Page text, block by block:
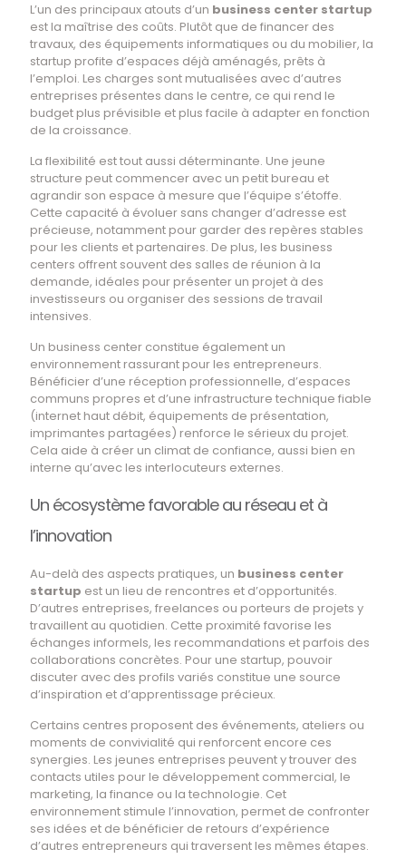
L’un des principaux atouts d’un business center startup
est la maîtrise des coûts. Plutôt que de financer des
travaux, des équipements informatiques ou du mobilier, la
startup profite d’espaces déjà aménagés, prêts à
l’emploi. Les charges sont mutualisées avec d’autres
entreprises présentes dans le centre, ce qui rend le
budget plus prévisible et plus facile à adapter en fonction
de la croissance.
La flexibilité est tout aussi déterminante. Une jeune
structure peut commencer avec un petit bureau et
agrandir son espace à mesure que l’équipe s’étoffe.
Cette capacité à évoluer sans changer d’adresse est
précieuse, notamment pour garder des repères stables
pour les clients et partenaires. De plus, les business
centers offrent souvent des salles de réunion à la
demande, idéales pour présenter un projet à des
investisseurs ou organiser des sessions de travail
intensives.
Un business center constitue également un
environnement rassurant pour les entrepreneurs.
Bénéficier d’une réception professionnelle, d’espaces
communs propres et d’une infrastructure technique fiable
(internet haut débit, équipements de présentation,
imprimantes partagées) renforce le sérieux du projet.
Cela aide à créer un climat de confiance, aussi bien en
interne qu’avec les interlocuteurs externes.
Un écosystème favorable au réseau et à
l’innovation
Au-delà des aspects pratiques, un business center
startup est un lieu de rencontres et d’opportunités.
D’autres entreprises, freelances ou porteurs de projets y
travaillent au quotidien. Cette proximité favorise les
échanges informels, les recommandations et parfois des
collaborations concrètes. Pour une startup, pouvoir
discuter avec des profils variés constitue une source
d’inspiration et d’apprentissage précieux.
Certains centres proposent des événements, ateliers ou
moments de convivialité qui renforcent encore ces
synergies. Les jeunes entreprises peuvent y trouver des
contacts utiles pour le développement commercial, le
marketing, la finance ou la technologie. Cet
environnement stimule l’innovation, permet de confronter
ses idées et de bénéficier de retours d’expérience
d’autres entrepreneurs qui traversent les mêmes étapes.